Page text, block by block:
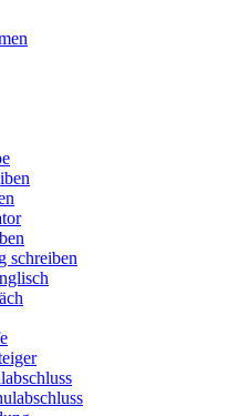
schreiben